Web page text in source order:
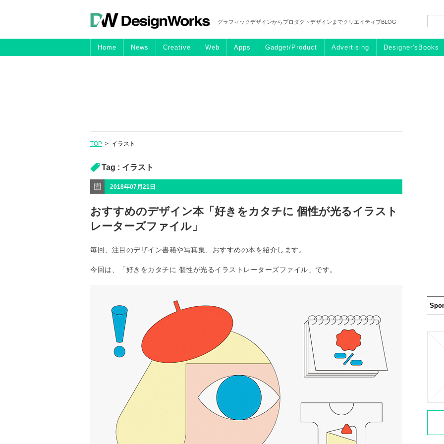
グラフィックデザインからプロダクトデザインまでクリエイティブBLOG
Home News Creative Web Apps Gadget/Product Advertising Designer'sBooks
TOP > イラスト
Tag : イラスト
2018年07月21日
おすすめのデザイン本「好きをカタチに 個性が光るイラスト
レーターズファイル」
毎回、注目のデザイン書籍や写真集、おすすめの本を紹介します。
今回は、「好きをカタチに 個性が光るイラストレーターズファイル」です。